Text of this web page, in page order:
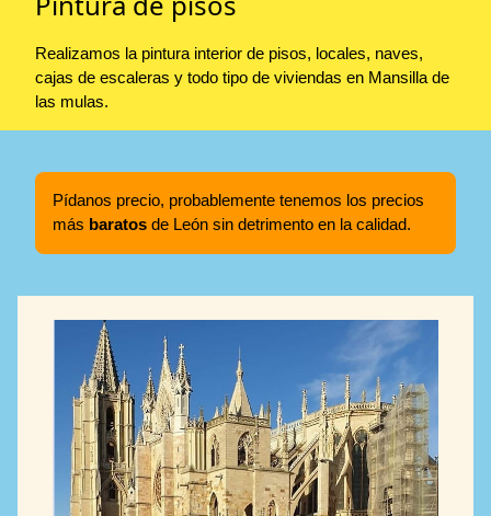
Realizamos la pintura interior de pisos, locales, naves,
cajas de escaleras y todo tipo de viviendas en Mansilla de
las mulas.
Pídanos precio, probablemente tenemos los precios
más baratos de León sin detrimento en la calidad.